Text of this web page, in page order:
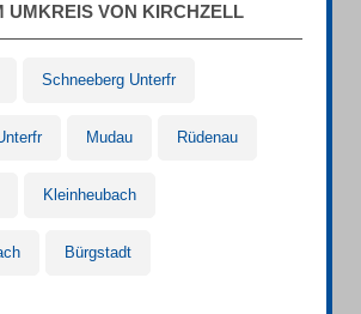
UMKREIS VON KIRCHZELL
Schneeberg Unterfr
Mudau Rüdenau
Kleinheubach
Bürgstadt